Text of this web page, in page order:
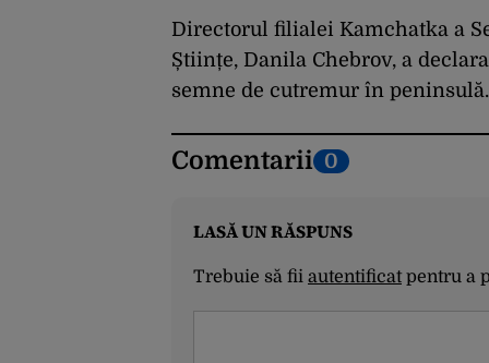
Directorul filialei Kamchatka a
Științe, Danila Chebrov, a
semne de cutremur în peninsulă.
Comentarii 0
LASĂ UN RĂSPUNS
Trebuie să fii autentificatpentru a